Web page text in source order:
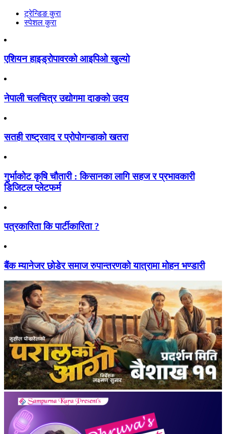
ट्रेन्डिङ कुरा
स्पेशल कुरा
एशियन हाइड्रोपावरको आइपिओ खुल्यो
नेपाली चलचित्र उद्योगमा दाङको उदय
सतही राष्ट्रवाद र प्रोपोगन्डाको खतरा
गुर्भाकोट कृषि चौतारी : किसानका लागि सहज र प्रभावकारी
डिजिटल प्लेटफर्म
पत्रकारिता कि पार्टीकारिता ?
बैंक म्यानेजर छोडेर समाज रुपान्तरणको यात्रामा मोहन भण्डारी